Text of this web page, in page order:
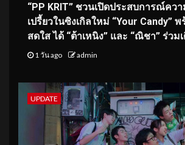
“PP KRIT” ชวนเปิดประสบการณ์คว
เปรี้ยวในซิงเกิลใหม่ “Your Candy”
สดใส ได้ “ต้าเหนิง” และ “ณิชา” ร่วม
1 วัน ago admin
UPDATE